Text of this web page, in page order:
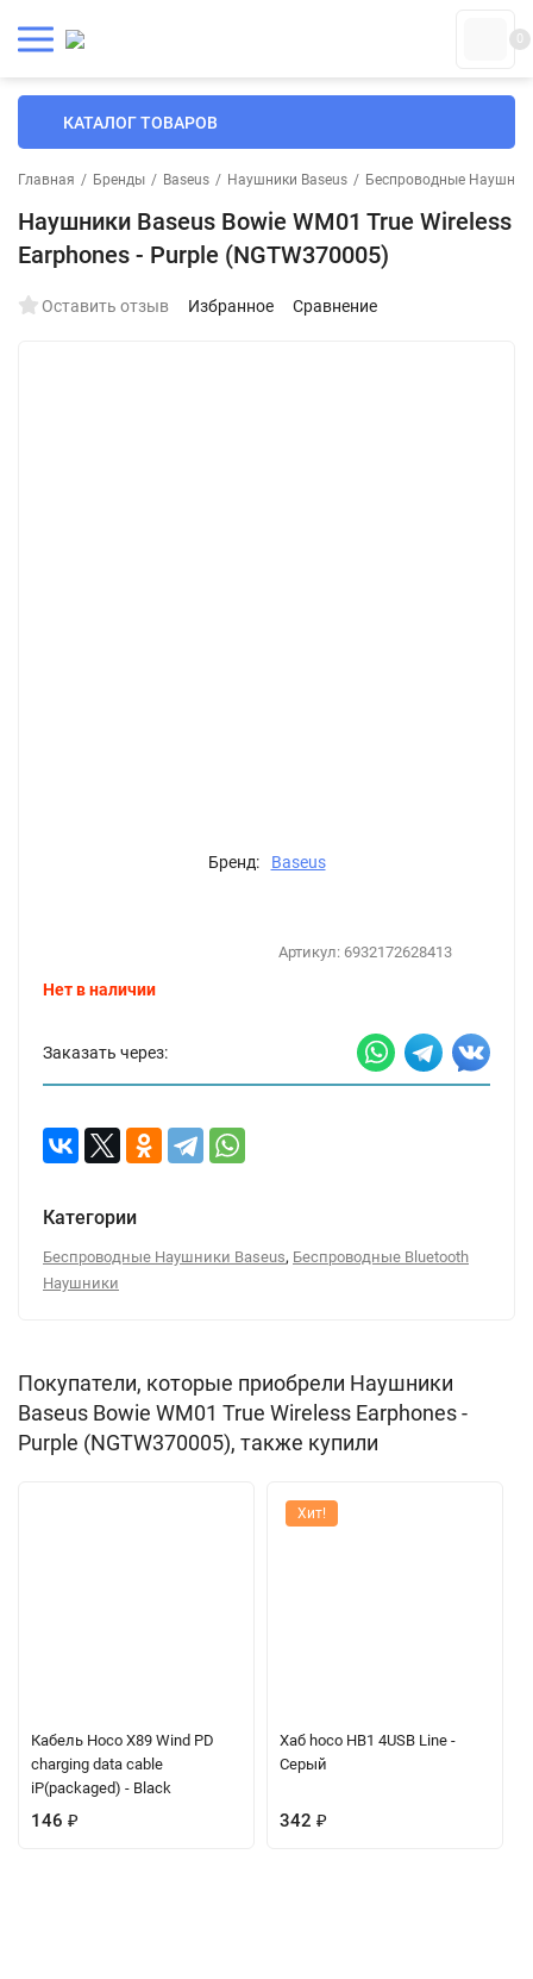
0
КАТАЛОГ ТОВАРОВ
Главная / Бренды / Baseus / Наушники Baseus / Беспроводные
Наушники Baseus Bowie WM01 True Wireless
Earphones - Purple (NGTW370005)
Оставить отзыв Избранное Сравнение
Бренд: Baseus
Артикул: 6932172628413
Нет в наличии
Заказать через:
Категории
Беспроводные Наушники Baseus, Беспроводные Bluetooth
Наушники
Покупатели, которые приобрели Наушники
Baseus Bowie WM01 True Wireless Earphones -
Purple (NGTW370005), также купили
Кабель Hoco X89 Wind PD
charging data cable
iP(packaged) - Black
146 ₽
Хит!
Хаб hoco HB1 4USB Line -
Серый
342 ₽